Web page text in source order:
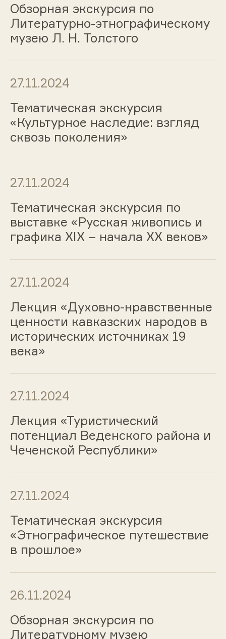
Обзорная экскурсия по
Литературно-этнографическому
музею Л. Н. Толстого
27.11.2024
Тематическая экскурсия
«Культурное наследие: взгляд
сквозь поколения»
27.11.2024
Тематическая экскурсия по
выставке «Русская живопись и
графика ХIХ – начала ХХ веков»
27.11.2024
Лекция «Духовно-нравственные
ценности кавказских народов в
исторических источниках 19
века»
27.11.2024
Лекция «Туристический
потенциал Веденского района и
Чеченской Республики»
27.11.2024
Тематическая экскурсия
«Этнографическое путешествие
в прошлое»
26.11.2024
Обзорная экскурсия по
Литературному музею